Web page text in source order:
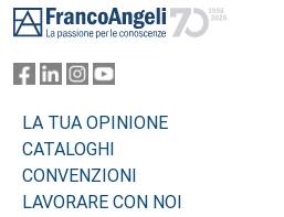
LA TUA OPINIONE
CATALOGHI
CONVENZIONI
LAVORARE CON NOI